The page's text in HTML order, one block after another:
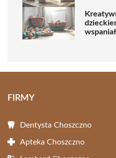
FIRMY
Dentysta Choszczno
Apteka Choszczno